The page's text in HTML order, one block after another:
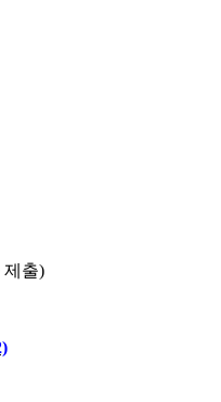
제출)